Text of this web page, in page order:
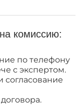
комиссию:
по телефону
с экспертом.
согласование